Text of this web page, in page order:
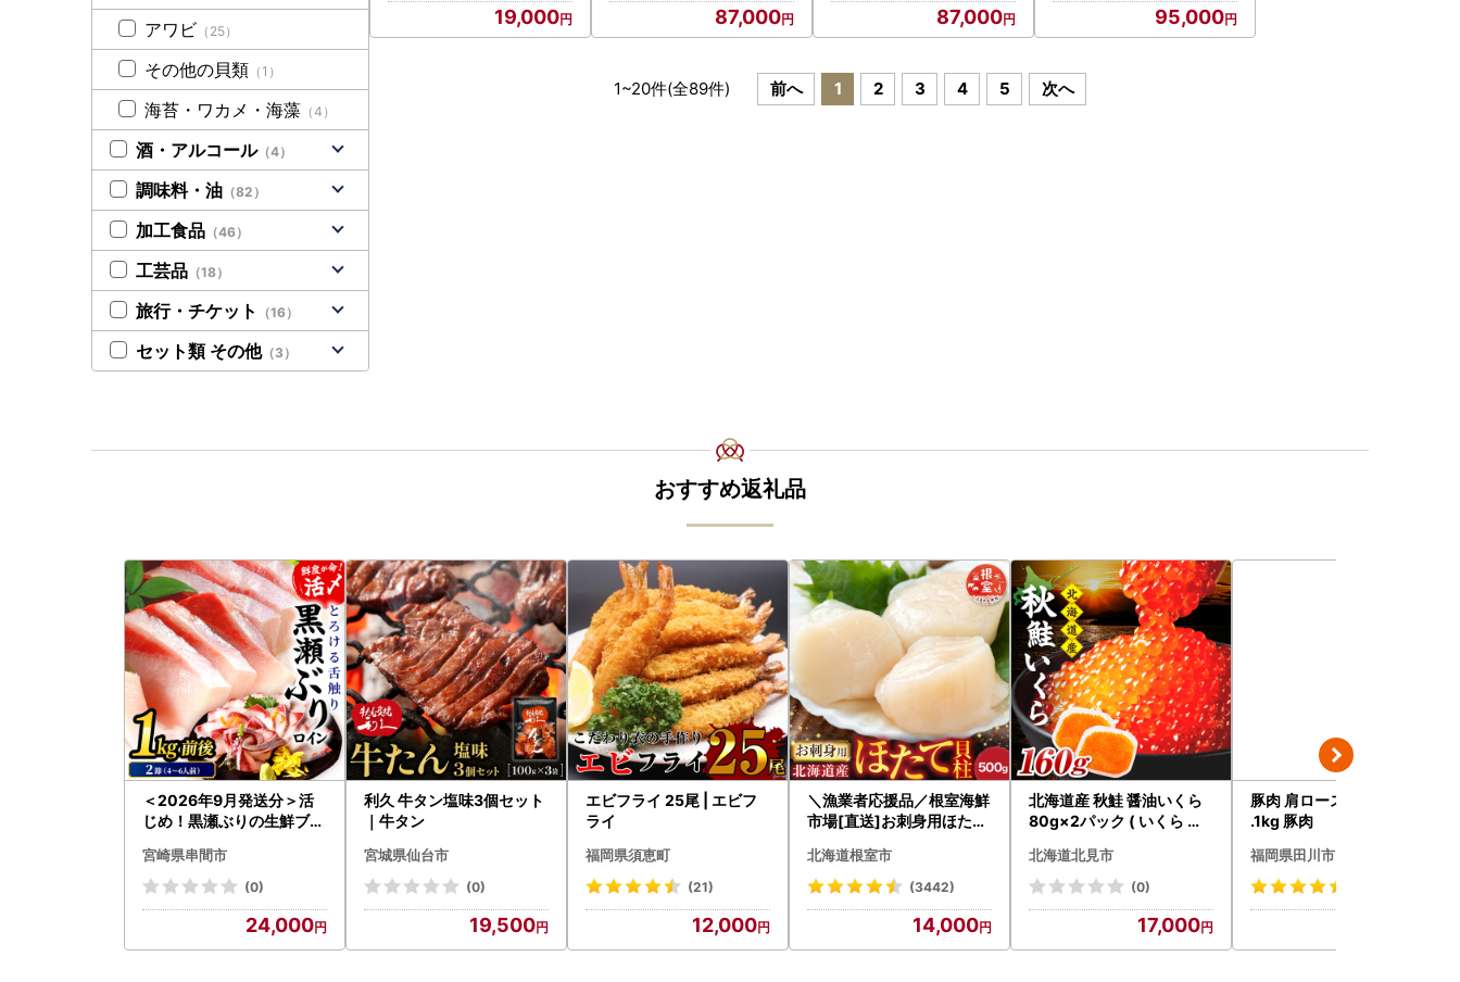
19,000 87,000 87,000 95,000
1~20件(全89件) 前へ 1 2 3 4 5 次へ
アワビ （25）
その他の貝類 （1）
海苔・ワカメ・海藻 （4）
酒・アルコール（4）
調味料・油 （82）
加工食品 （46）
工芸品 （18）
旅行・チケット （16）
セット類 その他（3）
おすすめ返礼品
＜2026年9月発送分＞活
じめ！黒瀬ぶりの生鮮ブリ
K001-012-2609
宮崎県串間市
(0)
24,000
利久 牛タン塩味3個セット
｜牛タン
宮城県仙台市
(0)
19,500
エビフライ 25尾 | エビフ
ライ
福岡県須恵町
(21)
12,000
＼漁業者応援品／根室海鮮
市場[直送]お刺身用ほたて
北海道根室市
(3442)
14,000
北海道産 秋鮭 醤油いくら
80g×2パック ( いくら イ
くら 醤油漬け パック 北海
道産 ふるさと納税 秋鮭 )【
北海道北見市
(0)
17,000
豚肉 肩ロースブロック 約2
.1kg 豚肉
福岡県田川市